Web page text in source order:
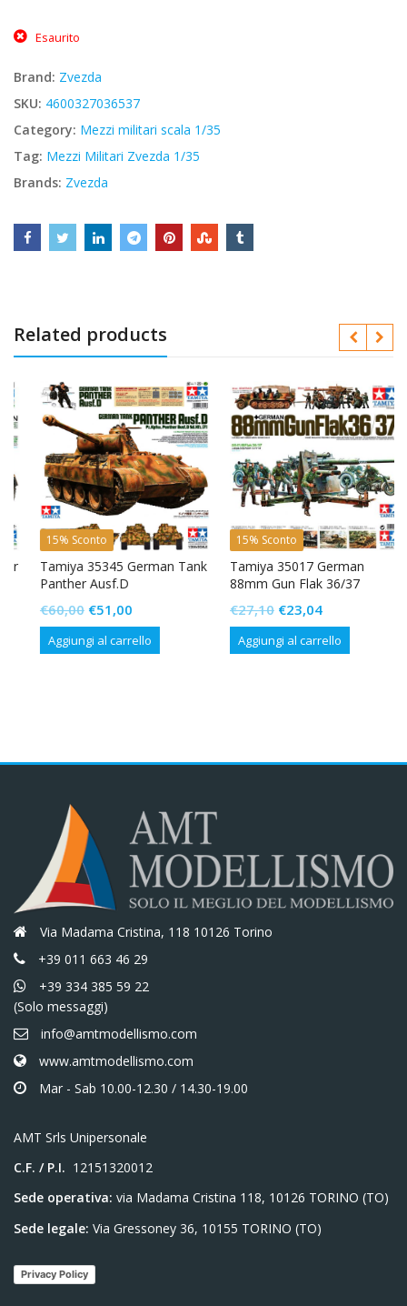
originale
era:
€41,40.€35,19.
Esaurito
Brand: Zvezda
SKU: 4600327036537
Category: Mezzi militari scala 1/35
Tag: Mezzi Militari Zvezda 1/35
Brands: Zvezda
Related products
15% Sconto
Tamiya 35345 German Tank
Panther Ausf.D
60,00Il
prezzo
originale
€51,00Il
prezzo
attuale
Aggiungi al carrello
15% Sconto
Tamiya 35017 German
88mm Gun Flak 36/37
27,10Il
prezzo
originale
€23,04Il
prezzo
attuale
Aggiungi al carrello
Via Madama Cristina, 118 10126 Torino
+39 011 663 46 29
+39 334 385 59 22
(Solo messaggi)
info@amtmodellismo.com
www.amtmodellismo.com
Mar - Sab 10.00-12.30 / 14.30-19.00
AMT Srls Unipersonale
C.F. / P.I. 12151320012
Sede operativa: via Madama Cristina 118, 10126 TORINO (TO)
Sede legale: Via Gressoney 36, 10155 TORINO (TO)
Privacy Policy